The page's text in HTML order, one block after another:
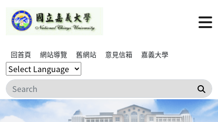
回首頁 網站導覽 舊網站 意見信箱 嘉義大學
搜